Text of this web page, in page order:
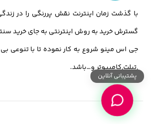
با گذشت زمان اینترنت نقش پررنگی را در
گسترش خرید به روش اینترنتی به جای خرید
جی اس مینو شروع به کار نموده تا با تنوعی
,تبلت,کامپیوتر و…باشد.
پشتیبانی آنلاین